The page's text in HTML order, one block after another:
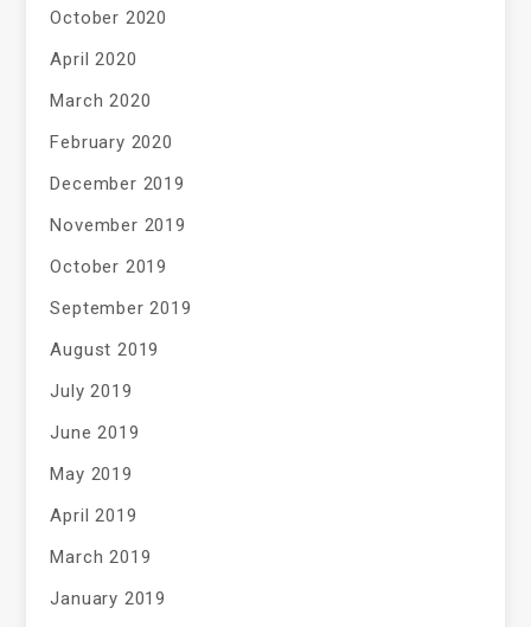
October 2020
April 2020
March 2020
February 2020
December 2019
November 2019
October 2019
September 2019
August 2019
July 2019
June 2019
May 2019
April 2019
March 2019
January 2019